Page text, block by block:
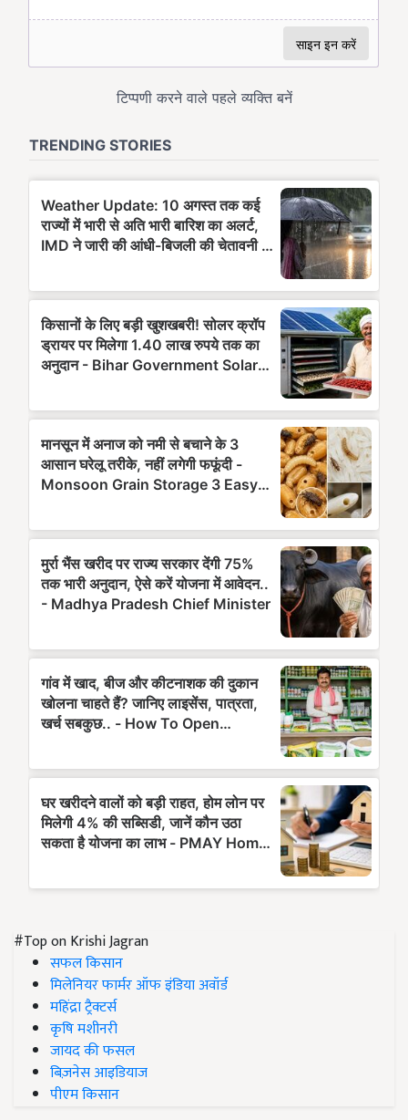
#Top on Krishi Jagran
सफल किसान
मिलेनियर फार्मर ऑफ इंडिया अवॉर्ड
महिंद्रा ट्रैक्टर्स
कृषि मशीनरी
जायद की फसल
बिज़नेस आइडियाज
पीएम किसान